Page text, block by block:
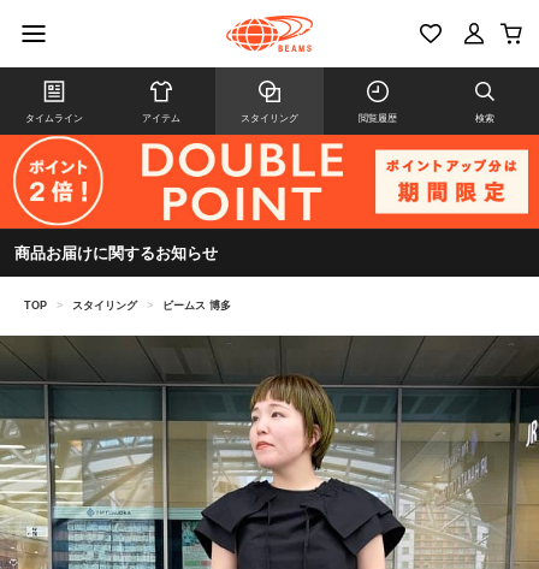
タイムライン アイテム スタイリング 閲覧履歴 検索
商品お届けに関するお知らせ
TOP > スタイリング > ビームス 博多